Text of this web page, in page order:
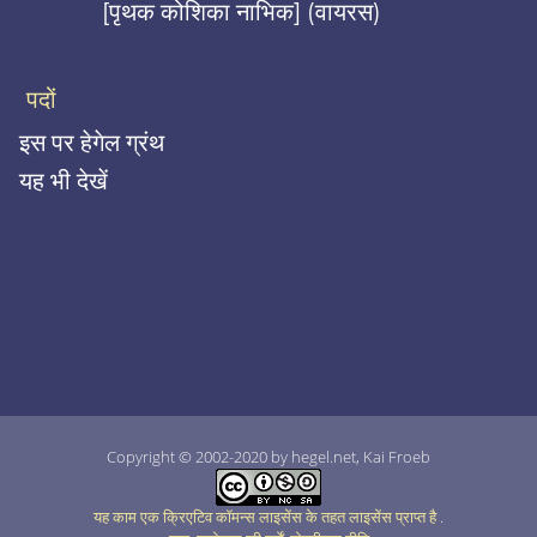
[पृथक कोशिका नाभिक] (वायरस)
पदों
इस पर हेगेल ग्रंथ
यह भी देखें
Copyright © 2002-2020 by hegel.net, Kai Froeb
यह काम एक क्रिएटिव कॉमन्स लाइसेंस के तहत लाइसेंस प्राप्त है.